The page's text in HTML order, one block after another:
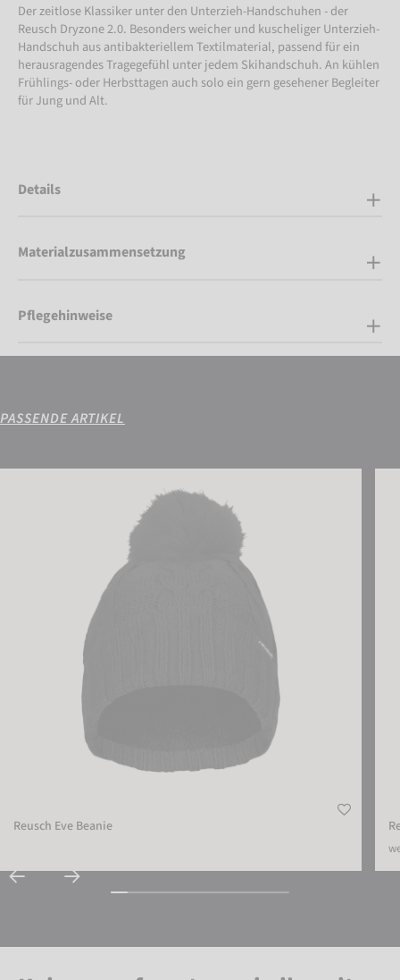
Der zeitlose Klassiker unter den Unterzieh-Handschuhen - der
Reusch Dryzone 2.0. Besonders weicher und kuscheliger Unterzieh-
Handschuh aus antibakteriellem Textilmaterial, passend für ein
herausragendes Tragegefühl unter jedem Skihandschuh. An kühlen
Frühlings- oder Herbsttagen auch solo ein gern gesehener Begleiter
für Jung und Alt.
Details
Materialzusammensetzung
Pflegehinweise
PASSENDE ARTIKEL
Reusch Eve Beanie